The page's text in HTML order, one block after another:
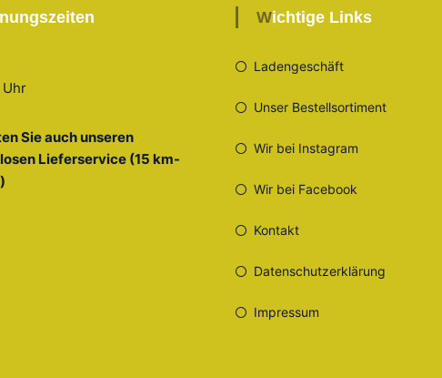
Uhr
Sie auch unseren
Lieferservice (15 km-
Wichtige Links
Ladengeschäft
Unser Bestellsortiment
Wir bei Instagram
Wir bei Facebook
Kontakt
Datenschutzerklärung
Impressum